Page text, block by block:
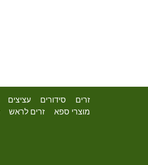
זרים סידורים עציצים
מוצרי ספא
זרים לראש